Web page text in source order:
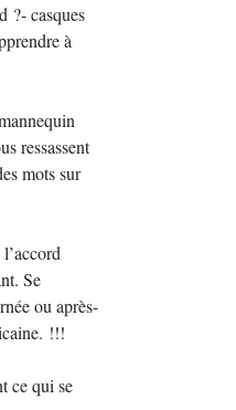
?- casques
à
ressassent
mots sur
Se
ou après-
!!!
ce qui se